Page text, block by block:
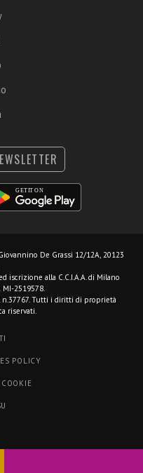
De Grassi 12/12A, 20123
iscrizione alla C.C.I.A.A. di Milano
MI-2519578.
n.37767. Tutti i diritti di proprietà
riservati.
POLICY